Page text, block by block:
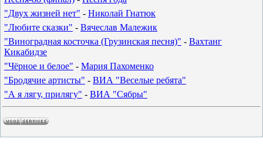
"Двух жизней нет" - Николай Гнатюк
"Любите сказки" - Вячеслав Малежик
"Виноградная косточка (Грузинская песня)" - Вахтанг
Кикабидзе
"Чёрное и белое" - Мария Пахоменко
"Бродячие артисты" - ВИА "Веселые ребята"
"А я лягу, прилягу" - ВИА "Сябры"